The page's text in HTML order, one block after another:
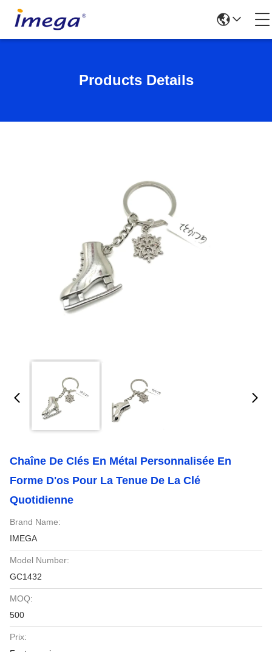
Products Details
Chaîne De Clés En Métal Personnalisée En
Forme D'os Pour La Tenue De La Clé
Quotidienne
Brand Name:
IMEGA
Model Number:
GC1432
MOQ:
500
Prix: